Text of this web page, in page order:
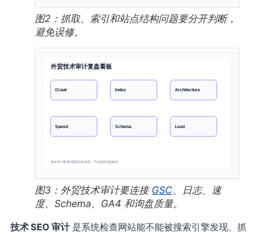
图2：抓取、索引和站点结构问题要分开判断，
避免误修。
图3：外贸技术审计要连接 GSC、日志、速
度、Schema、GA4 和询盘质量。
技术 SEO 审计是系统检查网站能不能被搜索引擎发现、抓